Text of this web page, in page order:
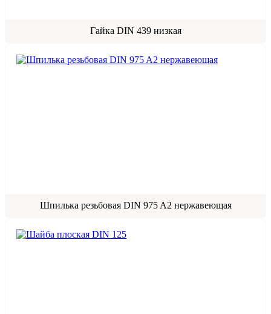
Гайка DIN 439 низкая
Шпилька резьбовая DIN 975 A2 нержавеющая